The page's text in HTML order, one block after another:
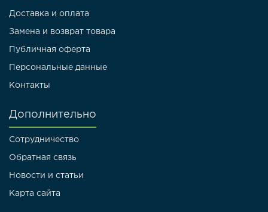
Доставка и оплата
Замена и возврат товара
Публичная оферта
Персональные данные
Контакты
Дополнительно
Сотрудничество
Обратная связь
Новости и статьи
Карта сайта